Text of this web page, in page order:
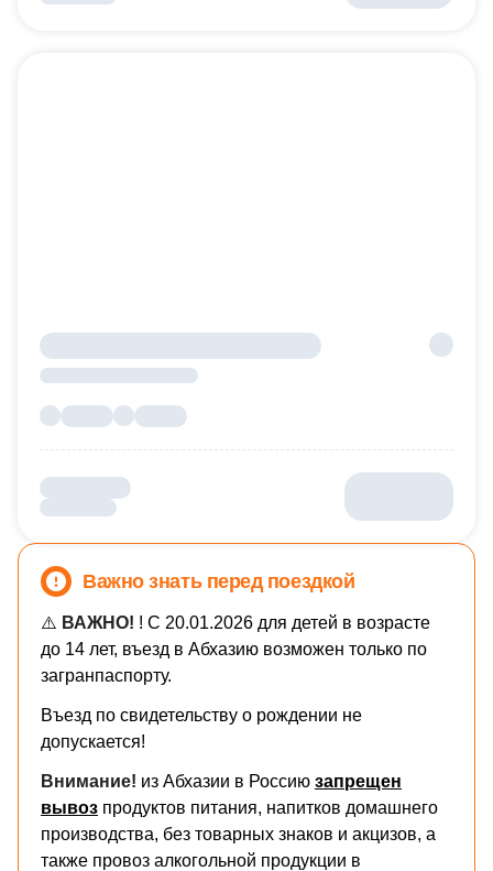
Важно знать перед поездкой
⚠️ ВАЖНО! ! С 20.01.2026 для детей в возрасте
до 14 лет, въезд в Абхазию возможен только по
загранпаспорту.
Въезд по свидетельству о рождении не
допускается!
Внимание! из Абхазии в Россию запрещен
вывоз продуктов питания, напитков домашнего
производства, без товарных знаков и акцизов, а
также провоз алкогольной продукции в